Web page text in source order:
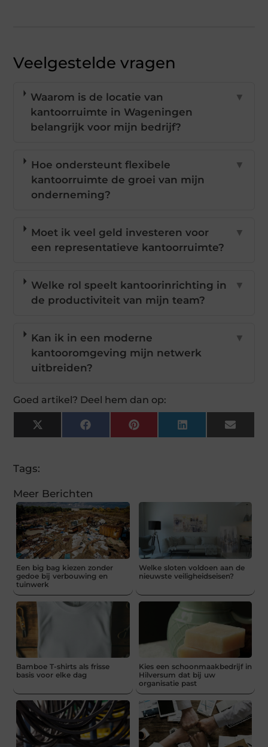
Veelgestelde vragen
Waarom is de locatie van
kantoorruimte in Wageningen
belangrijk voor mijn bedrijf?
▼
Hoe ondersteunt flexibele
kantoorruimte de groei van mijn
onderneming?
▼
Moet ik veel geld investeren voor
een representatieve kantoorruimte?
▼
Welke rol speelt kantoorinrichting in
de productiviteit van mijn team?
▼
Kan ik in een moderne
kantooromgeving mijn netwerk
uitbreiden?
▼
Goed artikel? Deel hem dan op:
X
(Twitter)
FacebookPinterestLinkedInEmail
Tags:
Meer Berichten
Een big bag kiezen zonder
gedoe bij verbouwing en
tuinwerk
Welke sloten voldoen aan de
nieuwste veiligheidseisen?
Bamboe T-shirts als frisse
basis voor elke dag
Kies een schoonmaakbedrijf in
Hilversum dat bij uw
organisatie past